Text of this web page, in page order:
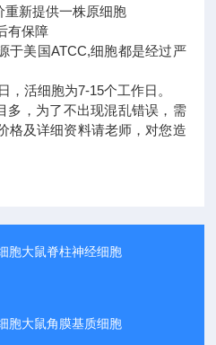
重新提供一株原细胞
有保障
于美国ATCC,细胞都是经过严
，活细胞为7-15个工作日。
，为了不出现混乱错误，需
格及详细资料请老师，对您造
胞大鼠脊柱神经细胞
胞大鼠角膜基质细胞